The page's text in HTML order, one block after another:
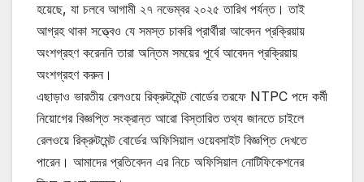
হয়েছে, যা চলবে আগামী ২৭ নভেম্বর ২০২৫ তারিখ পর্যন্ত। তাই
আগ্রহ থাকা সত্ত্বেও যে সমস্ত চাকরি প্রার্থীরা আবেদন প্রক্রিয়ায়
অংশগ্রহণ করেননি তারা অন্তিম সময়ের পূর্বে আবেদন প্রক্রিয়ায়
অংশগ্রহণ করুন।
এছাড়াও ভারতীয় রেলওয়ে রিক্রুটমেন্ট বোর্ডের তরফে NTPC পদে কর্মী
নিয়োগের বিজ্ঞপ্তি সংক্রান্ত আরো বিস্তারিত তথ্য জানতে চাইলে
রেলওয়ে রিক্রুটমেন্ট বোর্ডের অফিসিয়াল ওয়েবসাইট বিজ্ঞপ্তি দেখতে
পারেন। আমাদের প্রতিবেদন এর নিচে অফিসিয়াল নোটিফিকেশনের